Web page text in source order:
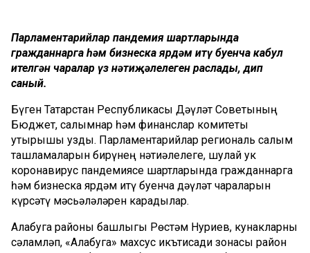
Парламентарийлар пандемия шартларында
гражданнарга һәм бизнеска ярдәм итү буенча кабул
ителгән чаралар үз нәтиҗәлелеген раслады, дип
саный.
Бүген Татарстан Республикасы Дәүләт Советының
Бюджет, салымнар һәм финанслар комитеты
утырышы узды. Парламентарийлар региональ салым
ташламаларын бирүнең нәтиҗәлелеге, шулай ук
коронавирус пандемиясе шартларында гражданнарга
һәм бизнеска ярдәм итү буенча дәүләт чараларын
күрсәтү мәсьәләләрен карадылар.
Алабуга районы башлыгы Рөстәм Нуриев, кунакларны
сәламләп, «Алабуга» махсус икътисади зонасы район